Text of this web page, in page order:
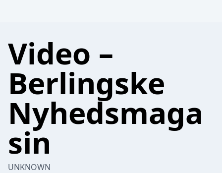
Video –
Berlingske
Nyhedsmaga
sin
UNKNOWN